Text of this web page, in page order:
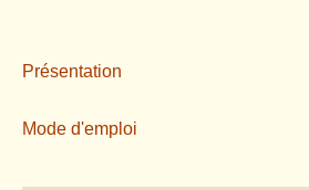
Présentation
Mode d'emploi